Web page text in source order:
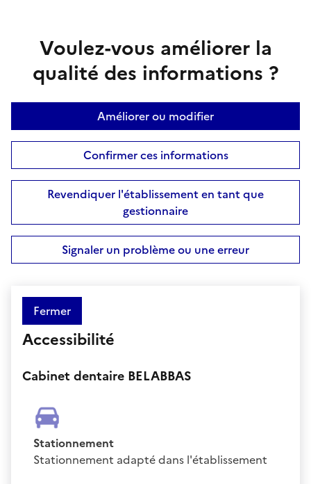
Voulez-vous améliorer la
qualité des informations ?
Améliorer ou modifier
Confirmer ces informations
Revendiquer l'établissement en tant que
gestionnaire
Signaler un problème ou une erreur
Fermer
Accessibilité
Cabinet dentaire BELABBAS
Stationnement
Stationnement adapté dans l'établissement